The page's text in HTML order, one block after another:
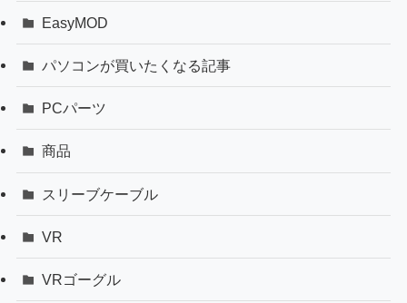
EasyMOD
パソコンが買いたくなる記事
PCパーツ
商品
スリーブケーブル
VR
VRゴーグル